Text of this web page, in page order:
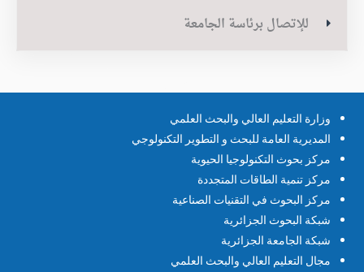
للإتصال برئاسة الجامعة
وزارة التعليم العالي والبحث العلمي
المديرية العامة للبحث و التطوير التكنولوجي
مركز بحوث التكنولوجيا الحيوية
مركز تنمية الطاقات المتجددة
مركز البحوث في التقنيات الصناعية
شبكة البحوث الجزائرية
شبكة الجامعة الجزائرية
مجال التعليم العالي والبحث العلمي